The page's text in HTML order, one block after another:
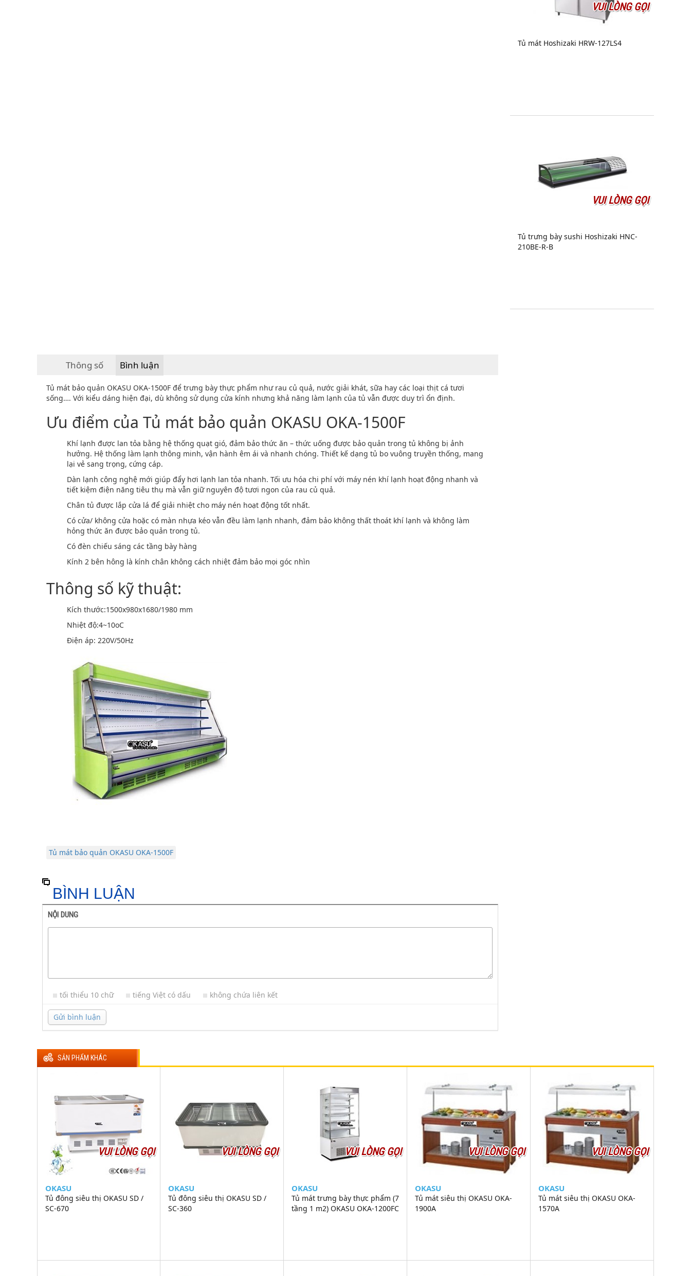
VUI LÒNG GỌI
Tủ mát Hoshizaki HRW-127LS4
VUI LÒNG GỌI
Tủ trưng bày sushi Hoshizaki HNC-
210BE-R-B
Thông số Bình luận
Tủ mát bảo quản OKASU OKA-1500F để trưng bày thực phẩm như rau củ quả, nước giải khát, sữa hay các loại thịt cá tươi
sống…. Với kiểu dáng hiện đại, dù không sử dụng cửa kính nhưng khả năng làm lạnh của tủ vẫn được duy trì ổn định.
Ưu điểm của Tủ mát bảo quản OKASU OKA-1500F
Khí lạnh được lan tỏa bằng hệ thống quạt gió, đảm bảo thức ăn – thức uống được bảo quản trong tủ không bị ảnh
hưởng. Hệ thống làm lạnh thông minh, vận hành êm ái và nhanh chóng. Thiết kế dạng tủ bo vuông truyền thống, mang
lại vẻ sang trọng, cứng cáp.
Dàn lạnh công nghệ mới giúp đẩy hơi lạnh lan tỏa nhanh. Tối ưu hóa chi phí với máy nén khí lạnh hoạt động nhanh và
tiết kiệm điện năng tiêu thụ mà vẫn giữ nguyên độ tươi ngon của rau củ quả.
Chân tủ được lắp cửa lá để giải nhiệt cho máy nén hoạt động tốt nhất.
Có cửa/ không cửa hoặc có màn nhựa kéo vẫn đều làm lạnh nhanh, đảm bảo không thất thoát khí lạnh và không làm
hỏng thức ăn được bảo quản trong tủ.
Có đèn chiếu sáng các tầng bày hàng
Kính 2 bên hông là kính chân không cách nhiệt đảm bảo mọi góc nhìn
Thông số kỹ thuật:
Kích thước:1500x980x1680/1980 mm
Nhiệt độ:4~10oC
Điện áp: 220V/50Hz
Tủ mát bảo quản OKASU OKA-1500F
BÌNH LUẬN
NỘI DUNG
tối thiểu 10 chữ tiếng Việt có dấu không chứa liên kết
Gửi bình luận
SẢN PHẨM KHÁC
VUI LÒNG GỌI
OKASU
Tủ đông siêu thị OKASU SD /
SC-670
VUI LÒNG GỌI
OKASU
Tủ đông siêu thị OKASU SD /
SC-360
VUI LÒNG GỌI
OKASU
Tủ mát trưng bày thực phẩm (7
tầng 1 m2) OKASU OKA-1200FC
VUI LÒNG GỌI
OKASU
Tủ mát siêu thị OKASU OKA-
1900A
VUI LÒNG GỌI
OKASU
Tủ mát siêu thị OKASU OKA-
1570A